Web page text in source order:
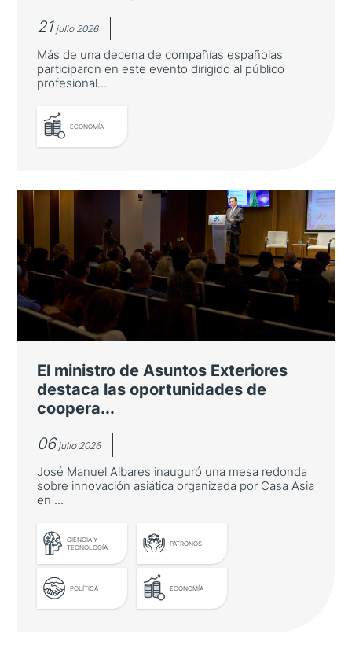
21 julio 2026
Más de una decena de compañías españolas
participaron en este evento dirigido al público
profesional...
ECONOMÍA
ICEX celebra en Tokio una nueva
edición de Spain Shoes &
Accesories
Más de una decena de compañías españolas
participaron en este evento dirigido al
público profesional del país asiático
El ministro de Asuntos Exteriores
destaca las oportunidades de
coopera...
06 julio 2026
José Manuel Albares inauguró una mesa redonda
sobre innovación asiática organizada por Casa Asia
en ...
CIENCIA Y
TECNOLOGÍA
PATRONOS
POLÍTICA ECONOMÍA